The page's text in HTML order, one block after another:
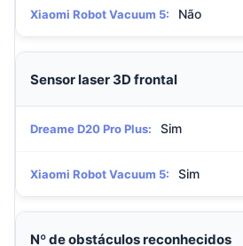
Xiaomi Robot Vacuum 5: Não
Sensor laser 3D frontal
Dreame D20 Pro Plus: Sim
Xiaomi Robot Vacuum 5: Sim
Nº de obstáculos reconhecidos